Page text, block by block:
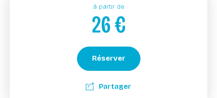
à partir de
26€
Réserver
Partager